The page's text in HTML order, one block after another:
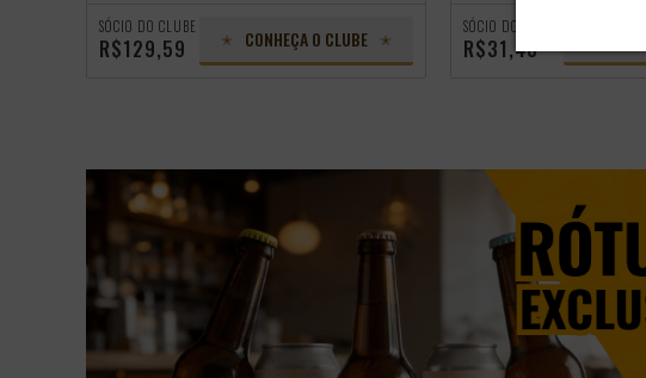
SÓCIO DO CLUBE
R$129,59 CONHEÇA O CLUBE SÓCIO DO CLUBE
R$31,48